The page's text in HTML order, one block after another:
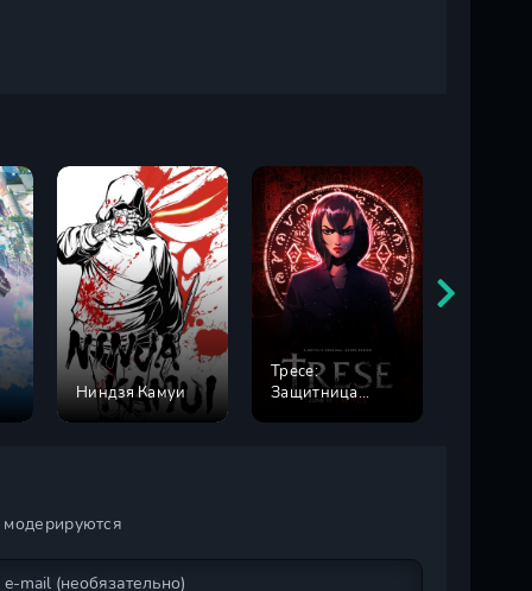
Ниндзя Камуи
Тресе:
Защитница